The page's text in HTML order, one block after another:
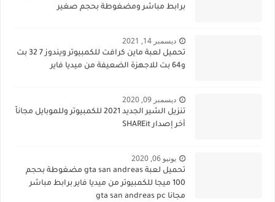
برابط مباشر ومضغوطة بحجم صغير
ديسمبر 14, 2021
تحميل لعبة ماين كرافت للكمبيوتر ويندوز 7 32 بت
و64 بت للاجهزة الضعيفة من ميديا فاير
ديسمبر 09, 2020
تنزيل الشير الجديد 2021 للكمبيوتر وللموبايل مجاناً
أخر إصدار SHAREit
يونيو 06, 2020
تحميل لعبة gta san andreas مضغوطة بحجم
100 ميجا للكمبيوتر من ميديا فاير برابط مباشر
مجانا gta san andreas pc